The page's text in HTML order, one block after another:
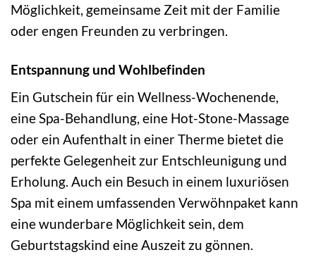
Möglichkeit, gemeinsame Zeit mit der Familie
oder engen Freunden zu verbringen.
Entspannung und Wohlbefinden
Ein Gutschein für ein Wellness-Wochenende,
eine Spa-Behandlung, eine Hot-Stone-Massage
oder ein Aufenthalt in einer Therme bietet die
perfekte Gelegenheit zur Entschleunigung und
Erholung. Auch ein Besuch in einem luxuriösen
Spa mit einem umfassenden Verwöhnpaket kann
eine wunderbare Möglichkeit sein, dem
Geburtstagskind eine Auszeit zu gönnen.